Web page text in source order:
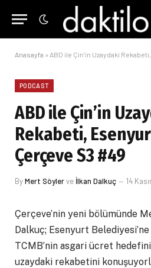
Anasayfa » ABD ile Çin’in Uzaydaki Rekabeti,
PODCAST
ABD ile Çin’in
Rekabeti,
Çerçeve S3 #49
ByMert Söylerve İlkan Dalkuç 14
Çerçeve’nin yeni bölümünde
Dalkuç; Esenyurt Belediyesi’ne
TCMB’nin asgari ücret
uzaydaki rekabetini